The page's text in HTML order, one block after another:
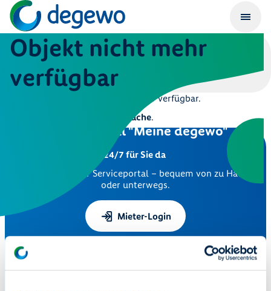
Objekt nicht mehr
verfügbar
Dieses Objekt ist leider nicht mehr verfügbar.
Immobiliensuche.
Serviceportal "Meine degewo"
24/7 für Sie da
Nutzen Sie unser Serviceportal – bequem von zu Hause
oder unterwegs.
Mieter-Login